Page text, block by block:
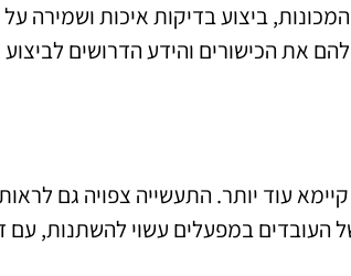
ביצוע בדיקות איכות ושמירה על
את הכישורים והידע הדרושים לביצוע
עוד יותר. התעשייה צפויה גם
העובדים במפעלים עשוי להשתנות, עם